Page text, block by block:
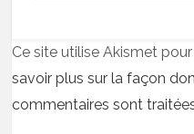
Ce site utilise Akismet
savoir plus sur la façon
commentaires sont